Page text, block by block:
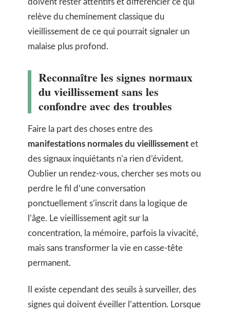
doivent rester attentifs et différencier ce qui
relève du cheminement classique du
vieillissement de ce qui pourrait signaler un
malaise plus profond.
Reconnaître les signes normaux
du vieillissement sans les
confondre avec des troubles
Faire la part des choses entre des
manifestations normales du vieillissement et
des signaux inquiétants n’a rien d’évident.
Oublier un rendez-vous, chercher ses mots ou
perdre le fil d’une conversation
ponctuellement s’inscrit dans la logique de
l’âge. Le vieillissement agit sur la
concentration, la mémoire, parfois la vivacité,
mais sans transformer la vie en casse-tête
permanent.
Il existe cependant des seuils à surveiller, des
signes qui doivent éveiller l’attention. Lorsque